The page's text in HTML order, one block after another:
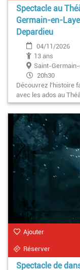
Spectacle au
Germain-en-
Depardieu
04/11/2026
13 ans
Saint-
20h30
Découvrez l'histoire
avec les ados au
Ajouter
Réserver
Spectacle de